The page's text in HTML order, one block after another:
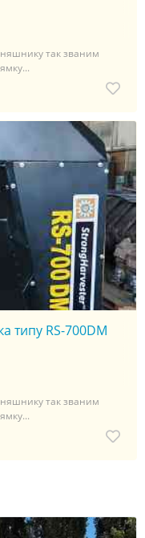
так званим
типу RS-700DM
так званим